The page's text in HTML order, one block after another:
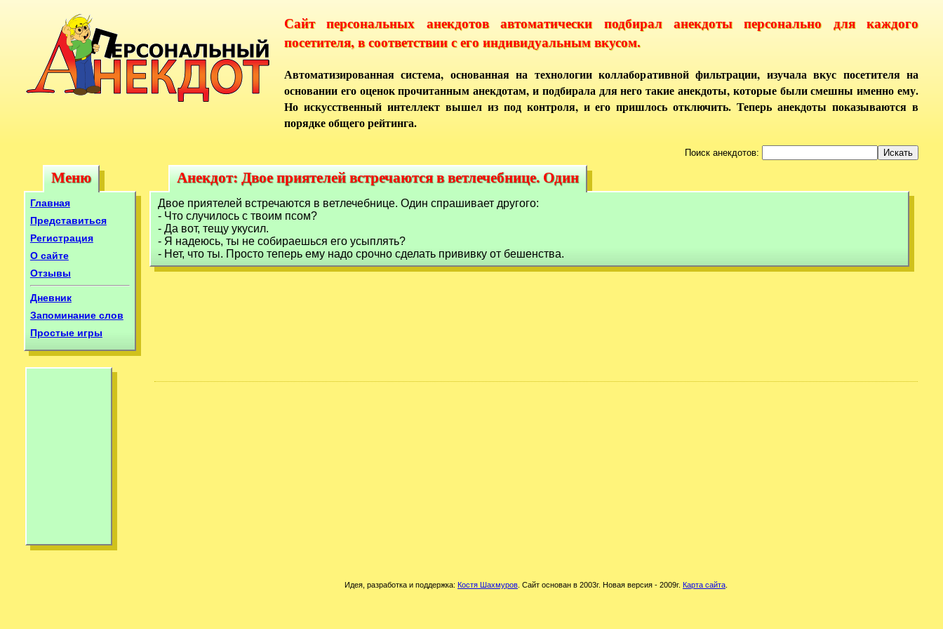
Сайт персональных анекдотов автоматически подбирал анекдоты персонально для каждого
посетителя, в соответствии с его индивидуальным вкусом.
Автоматизированная система, основанная на технологии коллаборативной фильтрации, изучала вкус посетителя на
основании его оценок прочитанным анекдотам, и подбирала для него такие анекдоты, которые были смешны именно ему.
Но искусственный интеллект вышел из под контроля, и его пришлось отключить. Теперь анекдоты показываются в
порядке общего рейтинга.
Поиск анекдотов:
Меню
Меню
Главная
Представиться
Регистрация
О сайте
Отзывы
Дневник
Запоминание слов
Простые игры
Анекдот: Двое приятелей встречаются в ветлечебнице. Один
Анекдот: Двое приятелей встречаются в ветлечебнице. Один
Двое приятелей встречаются в ветлечебнице. Один спрашивает другого:
- Что случилось с твоим псом?
- Да вот, тещу укусил.
- Я надеюсь, ты не собираешься его усыплять?
- Нет, что ты. Просто теперь ему надо срочно сделать прививку от бешенства.
Идея, разработка и поддержка: Костя Шахмуров . Сайт основан в 2003г. Новая версия - 2009г. Карта сайта